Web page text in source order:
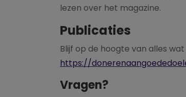
lezen over het magazine.
Publicaties
Blijf op de hoogte van alles
https://
Vragen?